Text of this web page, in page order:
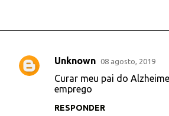
C
Unknown 08 agosto, 2019
Curar meu pai do
emprego
RESPONDER